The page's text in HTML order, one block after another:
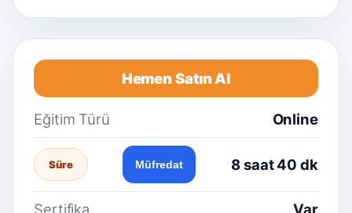
Hemen Satın Al
Eğitim Türü Online
Süre Müfredat 8 saat 40 dk
Sertifika Var